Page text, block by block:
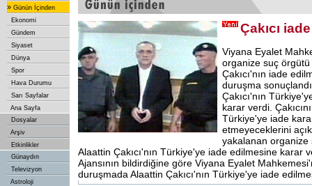
» Günün İçinden
Ekonomi
Gündem
Siyaset
Dünya
Spor
Hava Durumu
Sarı Sayfalar
Ana Sayfa
Dosyalar
Arşiv
Etkinlikler
Günaydın
Televizyon
Astroloji
Çakıcı
Viyana Eyalet
organize suç
Çakıcı'nın iade
duruşma
Çakıcı'nın
karar verdi.
Türkiye'ye iade
etmeyeceklerini
yakalanan organize
Alaattin Çakıcı'nın Türkiye'ye iade edilmesine karar
Ajansının bildirdiğine göre Viyana Eyalet
duruşmada Alaattin Çakıcı'nın Türkiye'ye iade